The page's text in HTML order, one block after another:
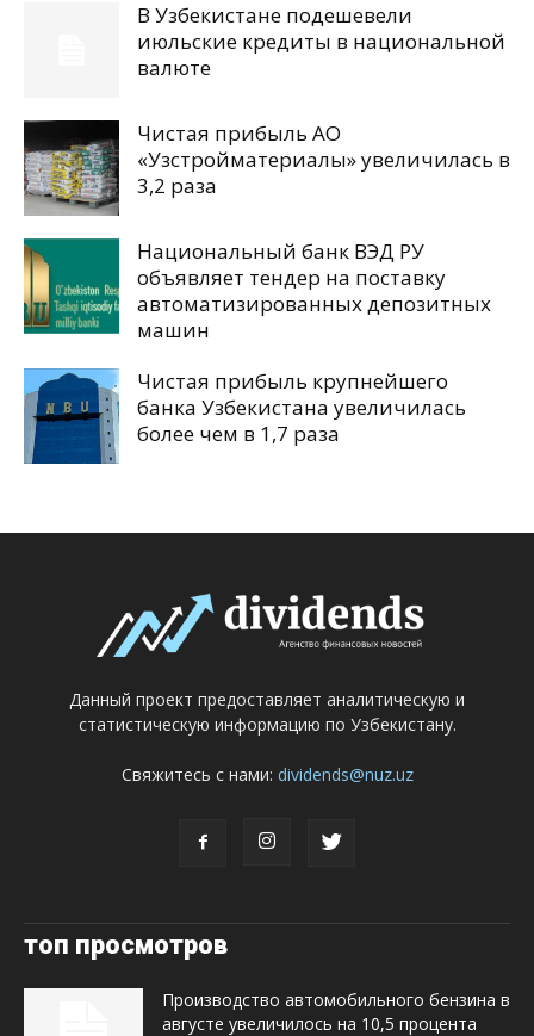
В Узбекистане подешевели
июльские кредиты в национальной
валюте
Чистая прибыль АО
«Узстройматериалы» увеличилась в
3,2 раза
Национальный банк ВЭД РУ
объявляет тендер на поставку
автоматизированных депозитных
машин
Чистая прибыль крупнейшего
банка Узбекистана увеличилась
более чем в 1,7 раза
Данный проект предоставляет аналитическую и
статистическую информацию по Узбекистану.
Свяжитесь с нами: dividends@nuz.uz
топ просмотров
Производство автомобильного бензина в
августе увеличилось на 10,5 процента